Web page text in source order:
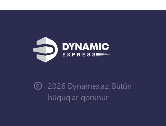
2026 Dynamex.az. Bütün
hüquqlar qorunur